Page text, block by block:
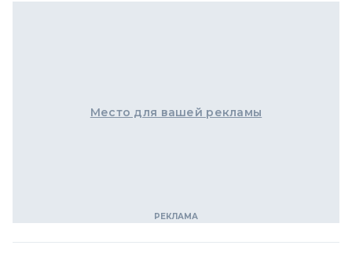
Место для вашей рекламы